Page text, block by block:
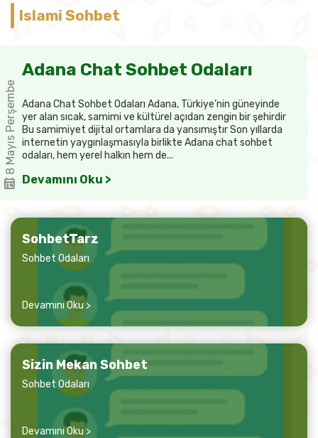
Islami Sohbet
8 Mayıs Perşembe
Adana Chat Sohbet Odaları
Adana Chat Sohbet Odaları Adana, Türkiye’nin güneyinde
yer alan sıcak, samimi ve kültürel açıdan zengin bir şehirdir
Bu samimiyet dijital ortamlara da yansımıştır Son yıllarda
internetin yaygınlaşmasıyla birlikte Adana chat sohbet
odaları, hem yerel halkın hem de...
Devamını Oku >
SohbetTarz
Sohbet Odaları
Devamını Oku >
Sizin Mekan Sohbet
Sohbet Odaları
Devamını Oku >